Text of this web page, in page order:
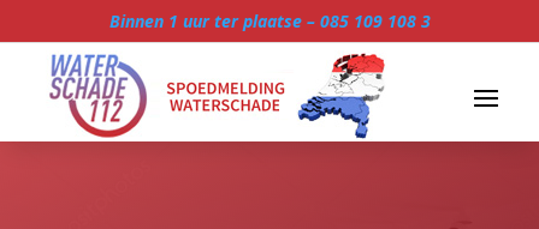
Binnen 1 uur ter plaatse – 085 109 108 3